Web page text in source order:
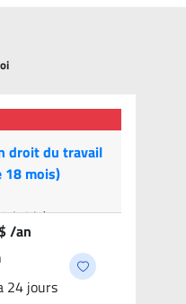
droit du travail
18 mois)
- 9
/an
24 jours